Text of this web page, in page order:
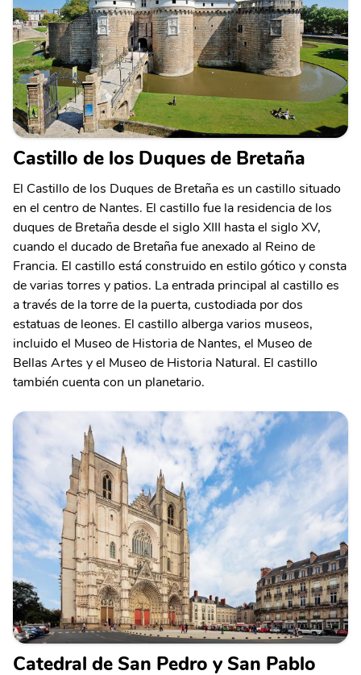
Castillo de los Duques de Bretaña
El Castillo de los Duques de Bretaña es un castillo situado
en el centro de Nantes. El castillo fue la residencia de los
duques de Bretaña desde el siglo XIII hasta el siglo XV,
cuando el ducado de Bretaña fue anexado al Reino de
Francia. El castillo está construido en estilo gótico y consta
de varias torres y patios. La entrada principal al castillo es
a través de la torre de la puerta, custodiada por dos
estatuas de leones. El castillo alberga varios museos,
incluido el Museo de Historia de Nantes, el Museo de
Bellas Artes y el Museo de Historia Natural. El castillo
también cuenta con un planetario.
Catedral de San Pedro y San Pablo